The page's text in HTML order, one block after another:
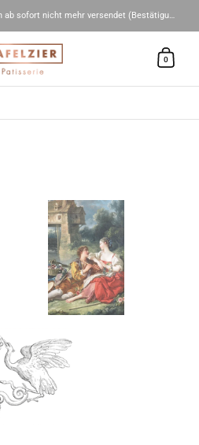
Unsere Workshop-Tickets werden ab sofort nicht mehr versendet (Bestätigungs-Mail = E-Ticket) 🤍
0